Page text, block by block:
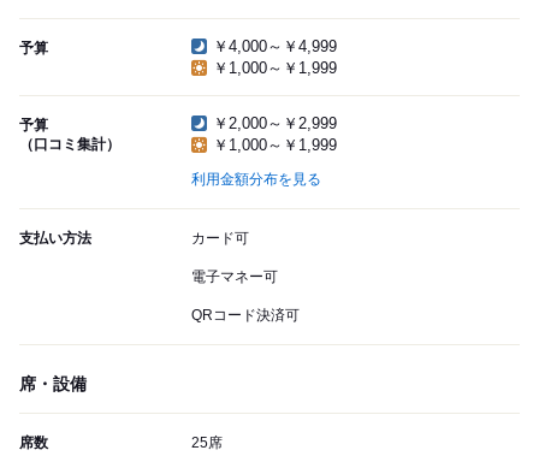
予算
￥4,000～￥4,999
￥1,000～￥1,999
予算
（口コミ集計）
￥2,000～￥2,999
￥1,000～￥1,999
利用金額分布を見る
支払い方法 カード可
電子マネー可
QRコード決済可
席・設備
席数 25席